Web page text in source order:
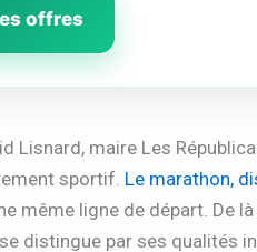
offres
Lisnard, maire Les
sportif. Le marathon,
même ligne de départ. De
distingue par ses qualités